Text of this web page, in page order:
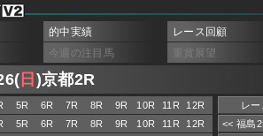
的中実績
レース回顧
今週の注目馬 重賞展望
日 )京都2R
5R 6R 7R 8R 9R 10R 11R
12R
5R 6R 7R 8R 9R 10R 11R
12R
レ
<< 福島